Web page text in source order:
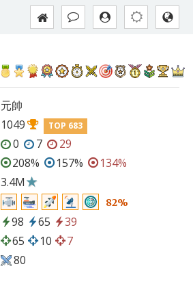
元帥
1049 TOP 683
0 7
29
208% 157%
134%
3.4M
82%
98 65
39
65 10
7
80